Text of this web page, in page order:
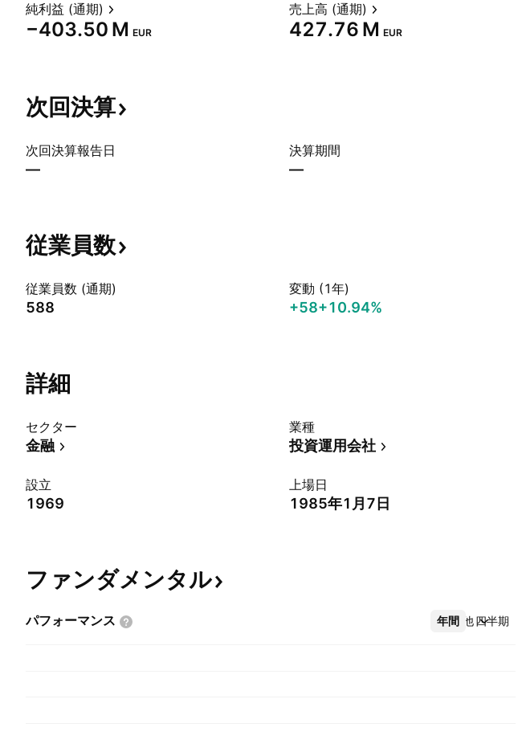
純利益 (通期)
‪−403.50 M‬ EUR
売上高 (通期)
‪427.76 M‬ EUR
次回決算
次回決算報告日
—
決算期間
—
従業員数
従業員数 (通期)
588
変動 (1年)
+58+10.94%
詳細
セクター
金融
業種
投資運用会社
設立
1969
上場日
1985年1月7日
ファンダメンタル
パフォーマンス 年間 四半期
その他